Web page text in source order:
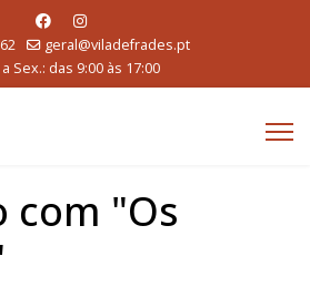
geral@viladefrades.pt
Sex.: das 9:00 às 17:00
com "Os